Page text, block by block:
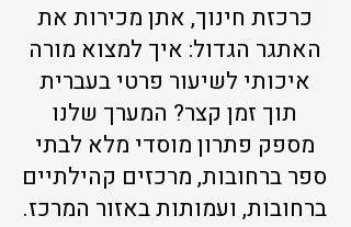
כרכזת חינוך, אתן מכירות את
האתגר הגדול: איך למצוא מורה
איכותי לשיעור פרטי בעברית
תוך זמן קצר? המערך שלנו
מספק פתרון מוסדי מלא לבתי
ספר ברחובות, מרכזים קהילתיים
ברחובות, ועמותות באזור המרכז.